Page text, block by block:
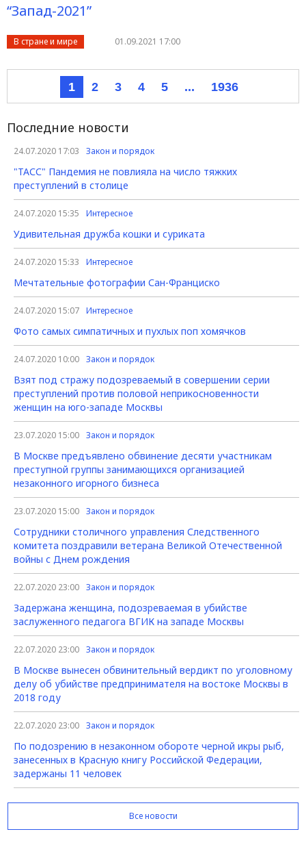
“Запад-2021”
В стране и мире 01.09.2021 17:00
1 2 3 4 5 ... 1936
Последние новости
24.07.2020 17:03 Закон и порядок
"ТАСС" Пандемия не повлияла на число тяжких
преступлений в столице
24.07.2020 15:35 Интересное
Удивительная дружба кошки и суриката
24.07.2020 15:33 Интересное
Мечтательные фотографии Сан-Франциско
24.07.2020 15:07 Интересное
Фото самых симпатичных и пухлых поп хомячков
24.07.2020 10:00 Закон и порядок
Взят под стражу подозреваемый в совершении серии
преступлений против половой неприкосновенности
женщин на юго-западе Москвы
23.07.2020 15:00 Закон и порядок
В Москве предъявлено обвинение десяти участникам
преступной группы занимающихся организацией
незаконного игорного бизнеса
23.07.2020 15:00 Закон и порядок
Сотрудники столичного управления Следственного
комитета поздравили ветерана Великой Отечественной
войны с Днем рождения
22.07.2020 23:00 Закон и порядок
Задержана женщина, подозреваемая в убийстве
заслуженного педагога ВГИК на западе Москвы
22.07.2020 23:00 Закон и порядок
В Москве вынесен обвинительный вердикт по уголовному
делу об убийстве предпринимателя на востоке Москвы в
2018 году
22.07.2020 23:00 Закон и порядок
По подозрению в незаконном обороте черной икры рыб,
занесенных в Красную книгу Российской Федерации,
задержаны 11 человек
Все новости